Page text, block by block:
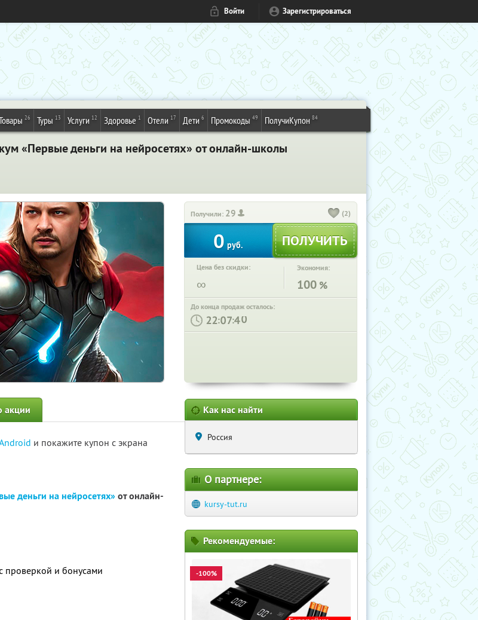
Войти Зарегистрироваться
26 Туры 13 Услуги 12 Здоровье 1 Отели 17 Дети 6 Промокоды 49 ПолучиКупон 84
«Первые деньги на нейросетях» от онлайн-школы
Получили: 29 (2)
0 руб.
Цена без скидки:
∞
Экономия:
100 %
До конца продаж осталось:
: :
акции
и покажите купон с экрана
деньги на нейросетях»от онлайн-
проверкой и бонусами
Как нас найти
Россия
О партнере:
kursy-tut.ru
Рекомендуемые:
-100%